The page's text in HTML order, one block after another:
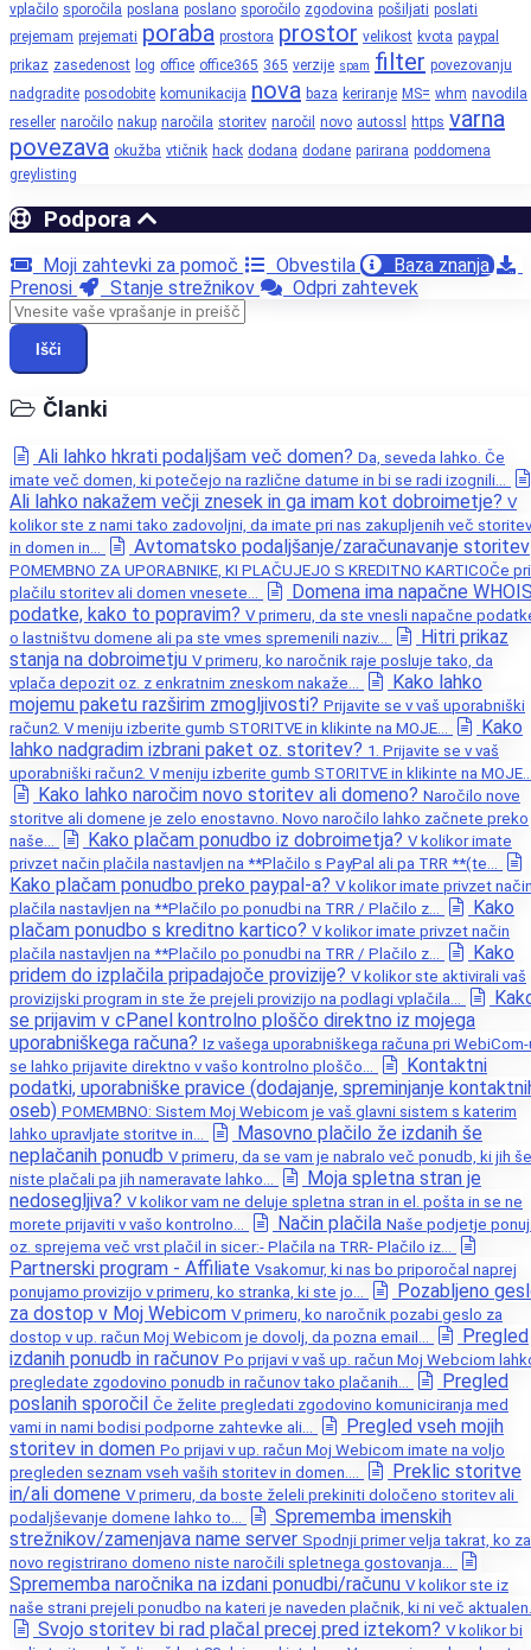
vplačilo sporočila poslana poslano sporočilo zgodovina pošiljati poslati
prejemam prejemati poraba prostora prostor velikost kvota paypal
prikaz zasedenost log office office365 365 verzije spam filter povezovanju
nadgradite posodobite komunikacija nova baza keriranje MS= whm navodila
reseller naročilo nakup naročila storitev naročil novo autossl https varna
povezava okužba vtičnik hack dodana dodane parirana poddomena
greylisting
Podpora
Moji zahtevki za pomoč Obvestila
Baza znanja
Prenosi
Stanje strežnikov Odpri zahtevek
Išči
Članki
Ali lahko hkrati podaljšam več domen? Da, seveda lahko. Če
imate več domen, ki potečejo na različne datume in bi se radi izognili...
Ali lahko nakažem večji znesek in ga imam kot dobroimetje? V
kolikor ste z nami tako zadovoljni, da imate pri nas zakupljenih več storitev
in domen in...
Avtomatsko podaljšanje/zaračunavanje storitev
POMEMBNO ZA UPORABNIKE, KI PLAČUJEJO S KREDITNO KARTICOČe pri
plačilu storitev ali domen vnesete...
Domena ima napačne
podatke, kako to popravim? V primeru, da ste vnesli napačne
o lastništvu domene ali pa ste vmes spremenili naziv...
Hitri prikaz
stanja na dobroimetju V primeru, ko naročnik raje posluje tako, da
vplača depozit oz. z enkratnim zneskom nakaže...
Kako lahko
mojemu paketu razširim zmogljivosti? Prijavite se v vaš uporabniški
račun2. V meniju izberite gumb STORITVE in klikinte na MOJE...
Kako
lahko nadgradim izbrani paket oz. storitev? 1. Prijavite se v vaš
uporabniški račun2. V meniju izberite gumb STORITVE in klikinte na
Kako lahko naročim novo storitev ali domeno? Naročilo nove
storitve ali domene je zelo enostavno. Novo naročilo lahko začnete preko
naše...
Kako plačam ponudbo iz dobroimetja? V kolikor imate
privzet način plačila nastavljen na **Plačilo s PayPal ali pa TRR **(te...
Kako plačam ponudbo preko paypal-a? V kolikor imate privzet
plačila nastavljen na **Plačilo po ponudbi na TRR / Plačilo z...
Kako
plačam ponudbo s kreditno kartico? V kolikor imate privzet način
plačila nastavljen na **Plačilo po ponudbi na TRR / Plačilo z...
Kako
pridem do izplačila pripadajoče provizije? V kolikor ste aktivirali vaš
provizijski program in ste že prejeli provizijo na podlagi vplačila...
se prijavim v cPanel kontrolno ploščo direktno iz mojega
uporabniškega računa? Iz vašega uporabniškega računa pri WebiCom-
se lahko prijavite direktno v vašo kontrolno ploščo...
Kontaktni
podatki, uporabniške pravice (dodajanje, spreminjanje
oseb) POMEMBNO: Sistem Moj Webicom je vaš glavni sistem s katerim
lahko upravljate storitve in...
Masovno plačilo že izdanih še
neplačanih ponudb V primeru, da se vam je nabralo več ponudb, ki jih še
niste plačali pa jih nameravate lahko...
Moja spletna stran je
nedosegljiva? V kolikor vam ne deluje spletna stran in el. pošta in se ne
morete prijaviti v vašo kontrolno...
Način plačila Naše podjetje
oz. sprejema več vrst plačil in sicer:- Plačila na TRR- Plačilo iz...
Partnerski program - Affiliate Vsakomur, ki nas bo priporočal naprej
ponujamo provizijo v primeru, ko stranka, ki ste jo...
Pozabljeno
za dostop v Moj Webicom V primeru, ko naročnik pozabi geslo za
dostop v up. račun Moj Webicom je dovolj, da pozna email...
Pregled
izdanih ponudb in računov Po prijavi v vaš up. račun Moj Webciom
pregledate zgodovino ponudb in računov tako plačanih...
Pregled
poslanih sporočil Če želite pregledati zgodovino komuniciranja med
vami in nami bodisi podporne zahtevke ali...
Pregled vseh mojih
storitev in domen Po prijavi v up. račun Moj Webicom imate na voljo
pregleden seznam vseh vaših storitev in domen....
Preklic storitve
in/ali domene V primeru, da boste želeli prekiniti določeno storitev ali
podaljševanje domene lahko to...
Sprememba imenskih
strežnikov/zamenjava name server Spodnji primer velja takrat, ko za
novo registrirano domeno niste naročili spletnega gostovanja...
Sprememba naročnika na izdani ponudbi/računu V kolikor ste iz
naše strani prejeli ponudbo na kateri je naveden plačnik, ki ni več
Svojo storitev bi rad plačal precej pred iztekom? V kolikor bi